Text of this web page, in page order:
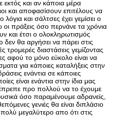
εκτός και αν κάποια μέρα
και αποφασίσουν επιτέλους να
και σάλτσες έχει γεμίσει ο
πράξεις όσο περνάνε τα χρόνια
και έτσι ο ολοκληρωτισμός
δεν θα αργήσει να πάρει στις
τρομερές διαστάσεις γεμίζοντας
αφού το μόνο εύκολο είναι να
για κάποιες καταλήξεις στην
ενάντια σε κάποιες
είναι ενάντια στην ίδια μας
προ πολλού να το έχουμε
όσο παραμένουμε αδρανείς,
γενιές θα είναι διπλάσιο
πολύ μεγαλύτερο απο ότι στις